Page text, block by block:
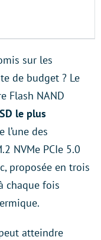
sur les
de budget ? Le
Flash NAND
le plus
l’une des
NVMe PCIe 5.0
proposée en trois
chaque fois
atteindre